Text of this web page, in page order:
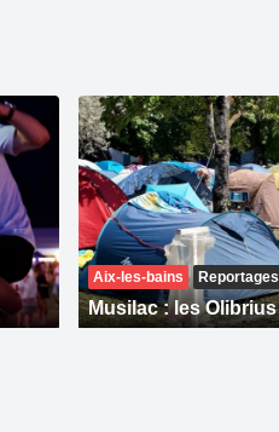
Aix-les-bains Reportages
Musilac : les Olibrius